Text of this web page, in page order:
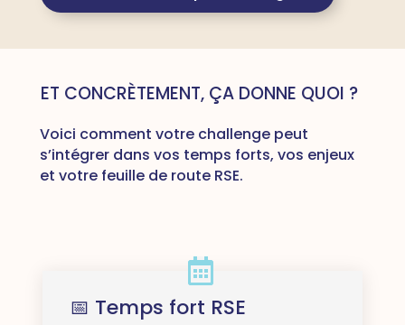
ET CONCRÈTEMENT, ÇA DONNE QUOI ?
Voici comment votre challenge peut
s’intégrer dans vos temps forts, vos enjeux
et votre feuille de route RSE.
📅 Temps fort RSE